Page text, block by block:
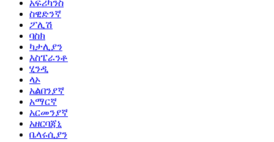
አፍሪካንስ
ስዊድንኛ
ፖሊሽ
ባስክ
ካታሊያን
እስፔራንቶ
ሂንዲ
ላኦ
አልበንያኛ
አማርኛ
አርመንያኛ
አዘርባጃኒ
ቤላሩሲያን